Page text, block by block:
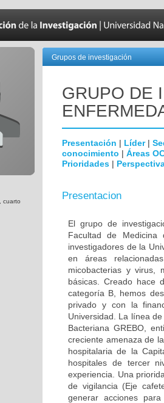
cuarto
Grupos de investigación
GRUPO DE
Presentación | Líder|
conocimiento | Áreas
Prioridades |
Presentacion
El grupo de
Facultad de
investigadores de la
en áreas
micobacterias y virus,
básicas. Creado hace
categoría B, hemos
privado y con la
Universidad. La línea
Bacteriana GREBO,
creciente amenaza de
hospitalaria de la
hospitales de tercer
experiencia. Una
de vigilancia (Eje
generar acciones